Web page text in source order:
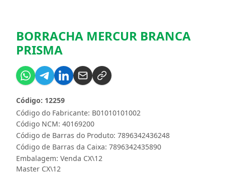
BORRACHA MERCUR BRANCA
PRISMA
Código do Fabricante: B01010101002
Código: 12259
Código NCM: 40169200
Código de Barras do Produto: 7896342436248
Código de Barras da Caixa: 7896342435890
Embalagem: Venda CX\12
Master CX\12